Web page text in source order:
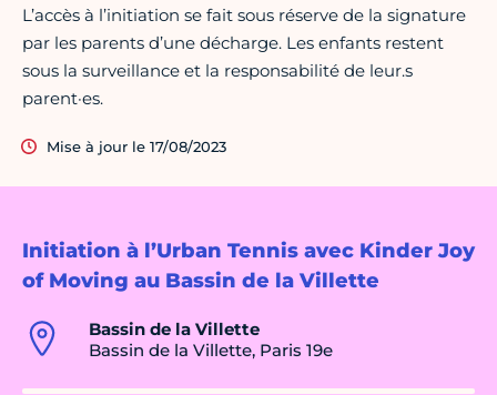
Initiation à l’Urban Tennis avec Kinder Joy
of Moving au Bassin de la Villette
Bassin de la Villette
Bassin de la Villette, Paris 19e
L’accès à l’initiation se fait sous réserve de la signature
par les parents d’une décharge. Les enfants restent
sous la surveillance et la responsabilité de leur.s
parent·es.
Mise à jour le 17/08/2023